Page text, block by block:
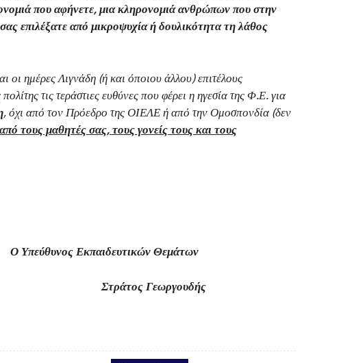
που αφήνετε, μια κληρονομιά ανθρώπων που στην
επιλέξατε από μικροψυχία ή δουλικότητα τη λάθος
οι ημέρες Λιγνάδη (ή και όποιου άλλου) επιτέλους
τις τεράστιες ευθύνες που φέρει η ηγεσία της Φ.Ε. για
, όχι από τον Πρόεδρο της ΟΙΕΛΕ ή από την Ομοσπονδία (δεν
τους μαθητές σας, τους γονείς τους και τους
Εκπαιδευτικών Θεμάτων
Γεωργουδής